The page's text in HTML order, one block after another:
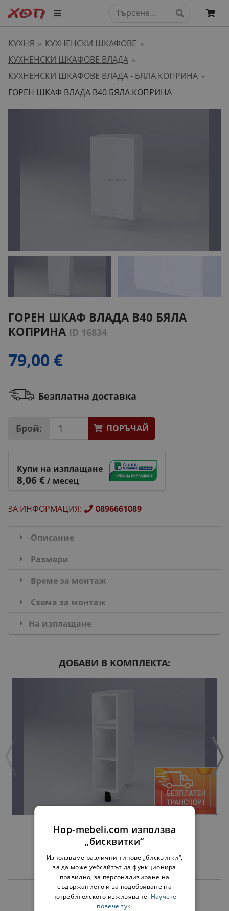
КУХНЯ » КУХНЕНСКИ ШКАФОВЕ »
КУХНЕНСКИ ШКАФОВЕ ВЛАДА »
КУХНЕНСКИ ШКАФОВЕ ВЛАДА - БЯЛА КОПРИНА »
ГОРЕН ШКАФ ВЛАДА B40 БЯЛА КОПРИНА
ГОРЕН ШКАФ ВЛАДА B40 БЯЛА
КОПРИНА ID 16834
79,00 €
Безплатна доставка
Брой: ПОРЪЧАЙ
Купи на изплащане
8,06 €/ месец
ЗА ИНФОРМАЦИЯ: 0896661089
Описание
Размери
Време за монтаж
Схема за монтаж
На изплащане
ДОБАВИ В КОМПЛЕКТА:
ДОЛНА ЕТАЖЕРКА ВЛАДА Н20П БЯЛА
34,00 €
ПРОДУКТИ
Hop-mebeli.com използва
„бисквитки“
Използваме различни типове „бисквитки“,
за да може уебсайтът да функционира
правилно, за персонализиране на
съдържанието и за подобряване на
потребителското изживяване. Научете
повече тук.